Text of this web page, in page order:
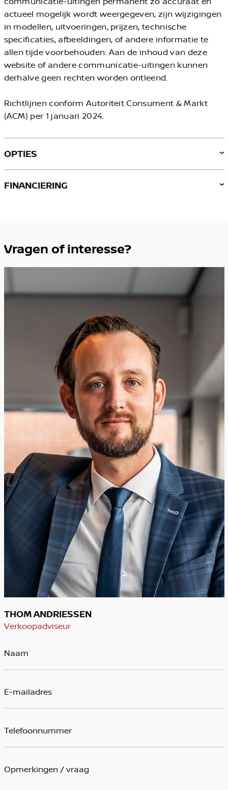
actueel mogelijk wordt weergegeven, zijn wijzigingen
in modellen, uitvoeringen, prijzen, technische
specificaties, afbeeldingen, of andere informatie te
allen tijde voorbehouden. Aan de inhoud van deze
website of andere communicatie-uitingen kunnen
derhalve geen rechten worden ontleend.
Richtlijnen conform Autoriteit Consument & Markt
(ACM) per 1 januari 2024.
OPTIES
FINANCIERING
Vragen of interesse?
THOM ANDRIESSEN
Verkoopadviseur